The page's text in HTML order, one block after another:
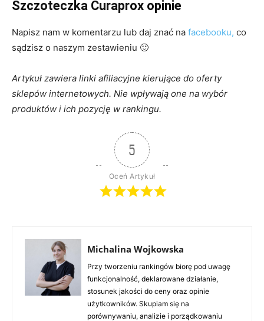
Szczoteczka Curaprox opinie
Napisz nam w komentarzu lub daj znać na facebooku, co
sądzisz o naszym zestawieniu 🙂
Artykuł zawiera linki afiliacyjne kierujące do oferty
sklepów internetowych. Nie wpływają one na wybór
produktów i ich pozycję w rankingu.
5
Oceń Artykuł
Michalina Wojkowska
Przy tworzeniu rankingów biorę pod uwagę
funkcjonalność, deklarowane działanie,
stosunek jakości do ceny oraz opinie
użytkowników. Skupiam się na
porównywaniu, analizie i porządkowaniu